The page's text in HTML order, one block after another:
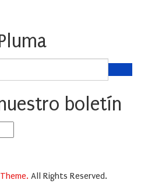
boletín
All Rights Reserved.